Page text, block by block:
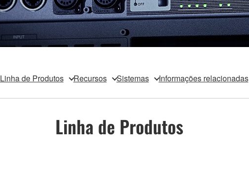
Linha de Produtos Recursos Sistemas Informações relacionadas
Linha de Produtos